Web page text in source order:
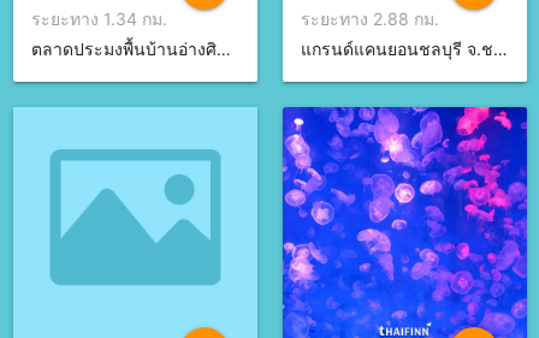
ระยะทาง 1.34 กม.
ตลาดประมงพื้นบ้านอ่างศิลา จ.ชลบุรี
ระยะทาง 2.88 กม.
แกรนด์แคนยอนชลบุรี จ.ชลบุรี